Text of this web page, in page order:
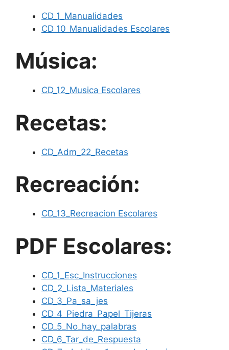
CD_1_Manualidades
CD_10_Manualidades Escolares
Música:
CD_12_Musica Escolares
Recetas:
CD_Adm_22_Recetas
Recreación:
CD_13_Recreacion Escolares
PDF Escolares:
CD_1_Esc_Instrucciones
CD_2_Lista_Materiales
CD_3_Pa_sa_jes
CD_4_Piedra_Papel_Tijeras
CD_5_No_hay_palabras
CD_6_Tar_de_Respuesta